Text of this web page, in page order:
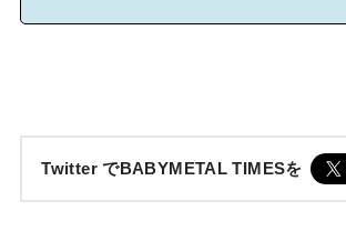
Twitter でBABYMETAL TIMESを